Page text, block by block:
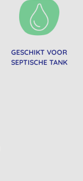
GESCHIKT VOOR
SEPTISCHE TANK